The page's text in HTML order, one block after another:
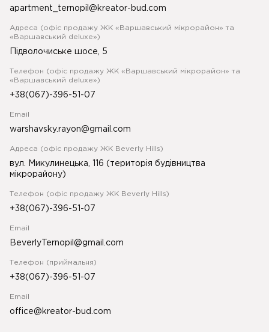
apartment_ternopil@kreator-bud.com
Адреса (офіс продажу ЖК «Варшавський мікрорайон» та
«Варшавський deluxe»)
Підволочиське шосе, 5
Телефон (офіс продажу ЖК «Варшавський мікрорайон» та
«Варшавський deluxe»)
+38(067)-396-51-07
Email
warshavsky.rayon@gmail.com
Адреса (офіс продажу ЖК Beverly Hills)
вул. Микулинецька, 116 (територія будівництва
мікрорайону)
Телефон (офіс продажу ЖК Beverly Hills)
+38(067)-396-51-07
Email
BeverlyTernopil@gmail.com
Телефон (приймальня)
+38(067)-396-51-07
Email
office@kreator-bud.com